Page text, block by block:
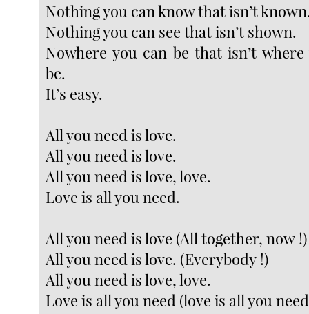
Nothing you can know that isn’t
Nothing you can see that isn’t shown.
Nowhere you can be that isn’t
be.
It’s easy.
All you need is love.
All you need is love.
All you need is love, love.
Love is all you need.
All you need is love (All together, now !)
All you need is love. (Everybody !)
All you need is love, love.
Love is all you need (love is all you